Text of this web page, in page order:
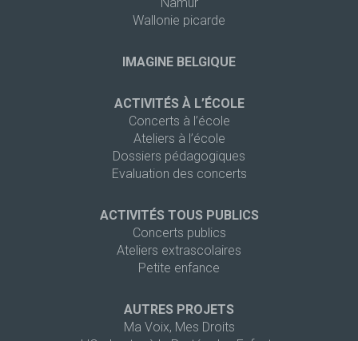
Wallonie picarde
IMAGINE BELGIQUE
ACTIVITÉS À L’ÉCOLE
Concerts à l’école
Ateliers à l’école
Dossiers pédagogiques
Evaluation des concerts
ACTIVITÉS TOUS PUBLICS
Concerts publics
Ateliers extrascolaires
Petite enfance
AUTRES PROJETS
Ma Voix, Mes Droits